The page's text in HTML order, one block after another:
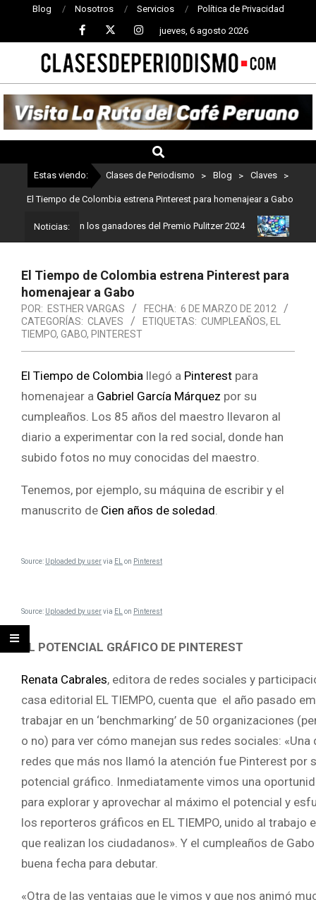
Blog Nosotros Servicios Política de Privacidad
jueves, 6 agosto 2026
CLASES
DE
PERIODISMO
Estas viendo: Clases de Periodismo > Blog > Claves >
El Tiempo de Colombia estrena Pinterest para homenajear a Gabo
Noticias:
Estos son los ganadores del Premio Pulitzer 2024
El Tiempo de Colombia estrena Pinterest para
homenajear a Gabo
POR: ESTHER VARGAS FECHA: 6 DE MARZO DE 2012
CATEGORÍAS: CLAVES ETIQUETAS: CUMPLEAÑOS, EL
TIEMPO, GABO, PINTEREST
El Tiempo de Colombia llegó a Pinterest para
homenajear a Gabriel García Márquez por su
cumpleaños. Los 85 años del maestro llevaron al
diario a experimentar con la red social, donde han
subido fotos no muy conocidas del maestro.
Tenemos, por ejemplo, su máquina de escribir y el
manuscrito de Cien años de soledad
Source: Uploaded by uservia EL on Pinterest
Source: Uploaded by uservia ELon Pinterest
EL POTENCIAL GRÁFICO DE PINTEREST
Renata Cabrales, editora de redes sociales y
casa editorial EL TIEMPO, cuenta que el año pasado
trabajar en un ‘benchmarking’ de 50 organizaciones
o no) para ver cómo manejan sus redes sociales: «Una
redes que más nos llamó la atención fue Pinterest por
potencial gráfico. Inmediatamente vimos una
para explorar y aprovechar al máximo el potencial y
los reporteros gráficos en EL TIEMPO, unido al trabajo
que realizan los ciudadanos». Y el cumpleaños de
buena fecha para debutar.
«Otra de las ventajas que le vimos y que nos animó